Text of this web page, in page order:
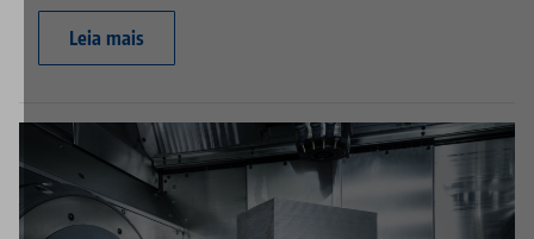
Leia mais